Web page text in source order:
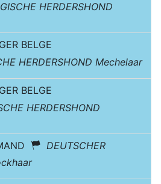
HERDERSHOND
BELGE
HERDERSHOND Mechelaar
BELGE
HERDERSHOND
DEUTSCHER